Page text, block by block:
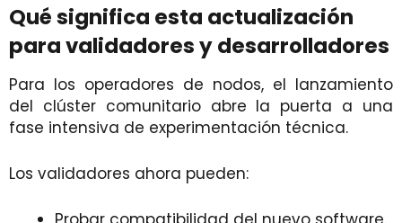
Qué significa esta actualización
para validadores y desarrolladores
Para los operadores de nodos, el lanzamiento
del clúster comunitario abre la puerta a una
fase intensiva de experimentación técnica.
Los validadores ahora pueden: